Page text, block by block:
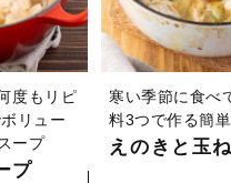
度もリピ
リュー
ープ
プ
寒い季節に食べ
料3つで作る簡単
えのきと玉